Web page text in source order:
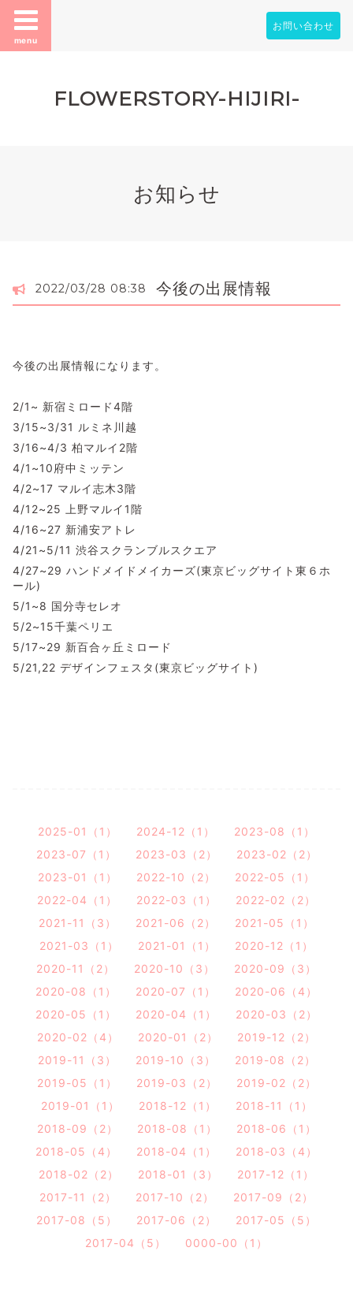
menu
お問い合わせ
FLOWERSTORY-HIJIRI-
お知らせ
2022/03/28 08:38 今後の出展情報
今後の出展情報になります。
2/1~ 新宿ミロード4階
3/15~3/31 ルミネ川越
3/16~4/3 柏マルイ2階
4/1~10府中ミッテン
4/2~17 マルイ志木3階
4/12~25 上野マルイ1階
4/16~27 新浦安アトレ
4/21~5/11 渋谷スクランブルスクエア
4/27~29 ハンドメイドメイカーズ(東京ビッグサイト東６ホ
ール)
5/1~8 国分寺セレオ
5/2~15千葉ペリエ
5/17~29 新百合ヶ丘ミロード
5/21,22 デザインフェスタ(東京ビッグサイト)
2025-01（1） 2024-12（1）
2023-08（1）
2023-07（1）
2023-03（2）
2023-02（2）
2023-01（1）
2022-10（2）
2022-05（1）
2022-04（1）
2022-03（1）
2022-02（2）
2021-11（3）
2021-06（2）
2021-05（1）
2021-03（1）
2021-01（1）
2020-12（1）
2020-11（2）
2020-10（3）
2020-09（3）
2020-08（1）
2020-07（1）
2020-06（4）
2020-05（1）
2020-04（1）
2020-03（2）
2020-02（4）
2020-01（2）
2019-12（2）
2019-11（3）
2019-10（3）
2019-08（2）
2019-05（1）
2019-03（2）
2019-02（2）
2019-01（1）
2018-12（1）
2018-11（1）
2018-09（2）
2018-08（1）
2018-06（1）
2018-05（4）
2018-04（1）
2018-03（4）
2018-02（2）
2018-01（3）
2017-12（1）
2017-11（2）
2017-10（2）
2017-09（2）
2017-08（5）
2017-06（2）
2017-05（5）
2017-04（5）
0000-00（1）